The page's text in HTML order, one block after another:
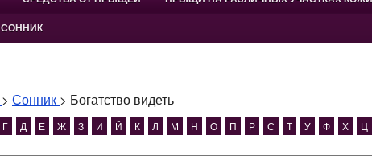
СОННИК
> Сонник > Богатство видеть
Г Д Е Ж З И Й К Л М Н О П Р С Т У Ф Х Ц